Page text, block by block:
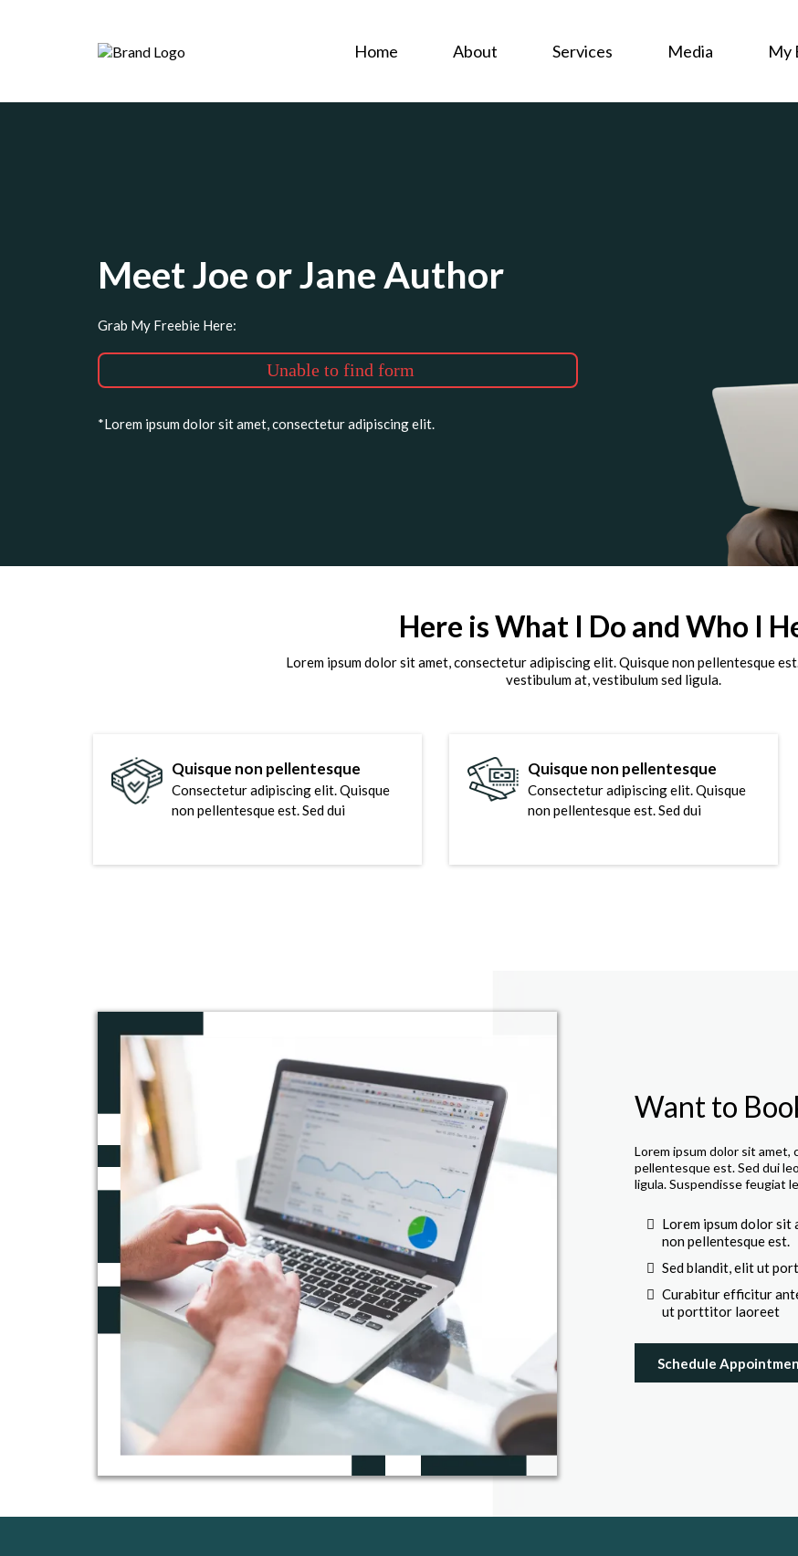
Home About Services Media My
Meet Joe or Jane Author
Grab My Freebie Here:
Unable to find form
*Lorem ipsum dolor sit amet, consectetur adipiscing elit.
Here is What I Do and Who I
Lorem ipsum dolor sit amet, consectetur adipiscing elit. Quisque non pellentesque
vestibulum at, vestibulum sed ligula.
Quisque non pellentesque
Consectetur adipiscing elit. Quisque
non pellentesque est. Sed dui
Quisque non pellentesque
Consectetur adipiscing elit. Quisque
non pellentesque est. Sed dui
Want to
Lorem ipsum dolor sit
pellentesque est. Sed dui
ligula. Suspendisse feugiat
Lorem ipsum dolor sit
non pellentesque est.
Sed blandit, elit ut
Curabitur efficitur
ut porttitor laoreet
Schedule